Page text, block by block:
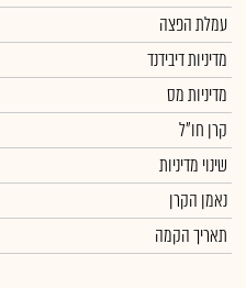
עמלת הפצה
מדיניות דיבידנד
מדיניות מס
קרן חו"ל
שינוי מדיניות
נאמן הקרן
תאריך הקמה